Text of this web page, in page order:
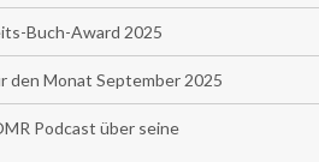
Buch-Award 2025
den Monat September 2025
Podcast über seine